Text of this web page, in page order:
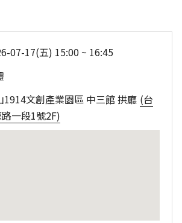
07-17(五) 15:00 ~ 16:45
1914文創產業園區 中三館 拱廳 (台
一段1號2F)